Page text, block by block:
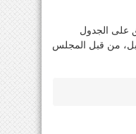
على الجدول
من قبل المجلس